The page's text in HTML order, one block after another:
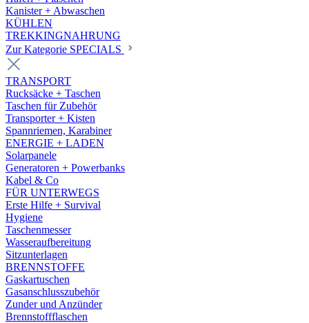
Kanister + Abwaschen
KÜHLEN
TREKKINGNAHRUNG
Zur Kategorie SPECIALS
TRANSPORT
Rucksäcke + Taschen
Taschen für Zubehör
Transporter + Kisten
Spannriemen, Karabiner
ENERGIE + LADEN
Solarpanele
Generatoren + Powerbanks
Kabel & Co
FÜR UNTERWEGS
Erste Hilfe + Survival
Hygiene
Taschenmesser
Wasseraufbereitung
Sitzunterlagen
BRENNSTOFFE
Gaskartuschen
Gasanschlusszubehör
Zunder und Anzünder
Brennstoffflaschen